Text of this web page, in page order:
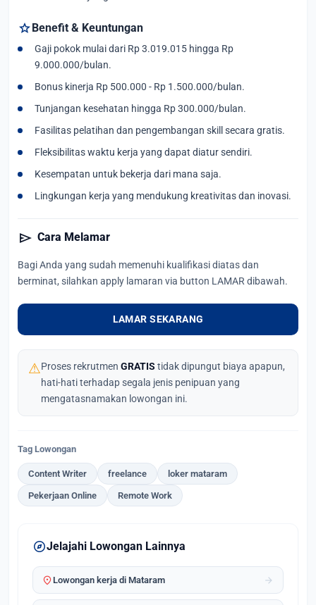
star Benefit & Keuntungan
Gaji pokok mulai dari Rp 3.019.015 hingga Rp
9.000.000/bulan.
Bonus kinerja Rp 500.000 - Rp 1.500.000/bulan.
Tunjangan kesehatan hingga Rp 300.000/bulan.
Fasilitas pelatihan dan pengembangan skill secara gratis.
Fleksibilitas waktu kerja yang dapat diatur sendiri.
Kesempatan untuk bekerja dari mana saja.
Lingkungan kerja yang mendukung kreativitas dan inovasi.
send Cara Melamar
Bagi Anda yang sudah memenuhi kualifikasi diatas dan
berminat, silahkan apply lamaran via button LAMAR dibawah.
LAMAR SEKARANG
⚠Proses rekrutmen GRATIS tidak dipungut biaya apapun,
hati-hati terhadap segala jenis penipuan yang
mengatasnamakan lowongan ini.
Tag Lowongan
Content Writer freelance loker mataram
Pekerjaan Online Remote Work
exploreJelajahi Lowongan Lainnya
location_onLowongan kerja di Mataram arrow_forward